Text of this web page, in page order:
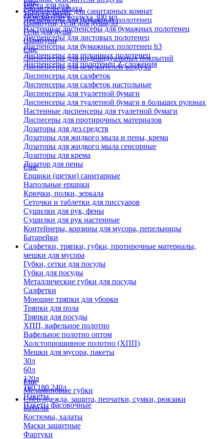
Паста для рук
Твердое мыло
Шампуни, гели для душа,5л
Гели для душа
Шампуни
Удалители запаха
Освежители воздуха 300 мл
Еще
Оборудование для санитарных комнат
Диспенсеры для бумажных полотенец
Настенные диспенсеры для бумажных полотенец
Диспенсеры для листовых полотенец
Диспенсеры для бумажных полотенец h3
Диспенсеры для рулонных полотенец
Диспенсеры для полотенец Z-сложения
Еще
Диспенсеры для индивидуальных покрытий
Диспенсеры для освежителей воздуха
Диспенсеры для салфеток
Диспенсеры для салфеток настольные
Диспенсеры для туалетной бумаги
Диспенсеры для туалетной бумаги в больших рулонах
Настенные диспенсеры для туалетной бумаги
Диспесеры для протирочных материалов
Дозаторы для дез.средств
Дозаторы для жидкого мыла и пены, крема
Дозаторы для жидкого мыла сенсорные
Дозаторы для крема
Дозатор для пены
Еще
Ершики (щетки) санитарные
Напольные ершики
Крючки, полки, зеркала
Сеточки и таблетки для писсуаров
Сушилки для рук, фены
Сушилки для рук настенные
Контейнеры, корзины для мусора, пепельницы
Батарейки
Салфетки, тряпки, губки, протирочные материалы,
мешки для мусора
Губки, сетки для посуды
Губки для посуды
Металлические губки для посуды
Салфетки
Моющие тряпки для уборки
Тряпки для пола
Тряпки для посуды
ХПП, вафельное полотно
Вафельное полотно оптом
Холстопрошивное полотно (ХПП)
Мешки для мусора, пакеты
30л
60л
120л
160,180,240л
Пакеты
Пакеты фасовочные
Еще
Меламиновые губки
Спец.одежда, защита, перчатки, сумки, рюкзаки
Бахилы
Костюмы, халаты
Маски защитные
Фартуки